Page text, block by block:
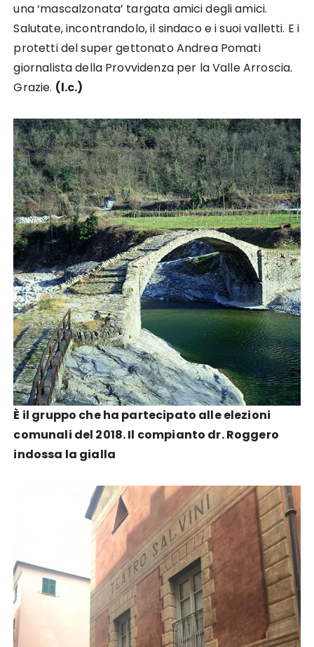
una ‘mascalzonata’ targata amici degli amici.
Salutate, incontrandolo, il sindaco e i suoi valletti. E i
protetti del super gettonato Andrea Pomati
giornalista della Provvidenza per la Valle Arroscia.
Grazie. (l.c.)
È il gruppo che ha partecipato alle elezioni
comunali del 2018. Il compianto dr. Roggero
indossa la gialla